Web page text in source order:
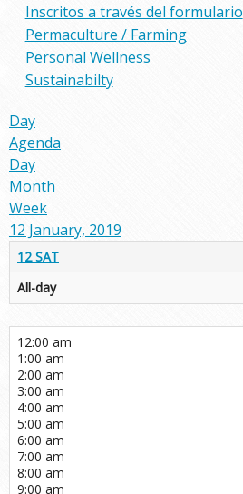
Inscritos a través del formulario
Permaculture / Farming
Personal Wellness
Sustainabilty
Day
Agenda
Day
Month
Week
12 January, 2019
12 SAT
All-day
12:00 am
1:00 am
2:00 am
3:00 am
4:00 am
5:00 am
6:00 am
7:00 am
8:00 am
9:00 am